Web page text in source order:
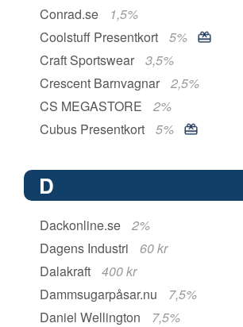
Conrad.se
1,5%
Coolstuff Presentkort
5%
Craft Sportswear
3,5%
Crescent Barnvagnar
2,5%
CS MEGASTORE
2%
Cubus Presentkort
5%
D
Dackonline.se
2%
Dagens Industri
60 kr
Dalakraft
400 kr
Dammsugarpåsar.nu
7,5%
Daniel Wellington
7,5%